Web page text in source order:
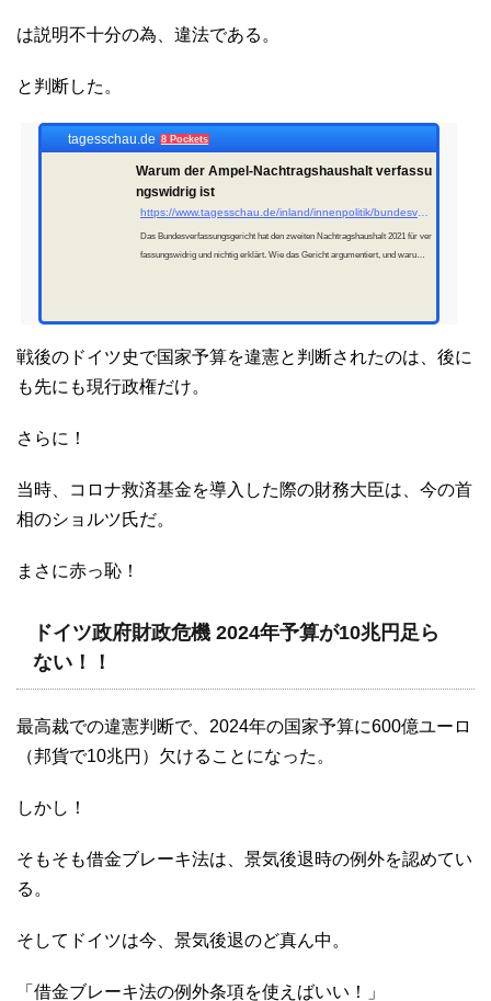
は説明不十分の為、違法である。
と判断した。
tagesschau.de 8 Pockets
Warum der Ampel-Nachtragshaushalt verfassu
ngswidrig ist
Das Bundesverfassungsgericht hat den zweiten Nachtragshaushalt 2021 für ver
fassungswidrig und nichtig erklärt. Wie das Gericht argumentiert, und warum d
戦後のドイツ史で国家予算を違憲と判断されたのは、後に
も先にも現行政権だけ。
さらに！
当時、コロナ救済基金を導入した際の財務大臣は、今の首
相のショルツ氏だ。
まさに赤っ恥！
ドイツ政府財政危機 2024年予算が10兆円足ら
ない！！
最高裁での違憲判断で、2024年の国家予算に600億ユーロ
（邦貨で10兆円）欠けることになった。
しかし！
そもそも借金ブレーキ法は、景気後退時の例外を認めてい
る。
そしてドイツは今、景気後退のど真ん中。
「借金ブレーキ法の例外条項を使えばいい！」